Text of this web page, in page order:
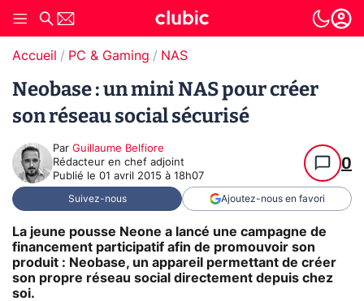
Accueil PC & Gaming NAS
Neobase : un mini NAS pour créer
son réseau social sécurisé
Par Guillaume Belfiore
Rédacteur en chef adjoint
Publié le 01 avril 2015 à 18h07
0
Suivez-nous Ajoutez-nous en favori
La jeune pousse Neone a lancé une campagne de
financement participatif afin de promouvoir son
produit : Neobase, un appareil permettant de créer
son propre réseau social directement depuis chez
soi.